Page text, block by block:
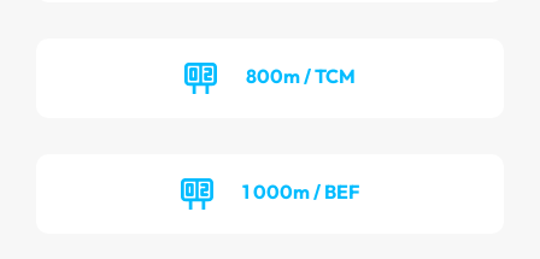
800m / TCM
1 000m / BEF